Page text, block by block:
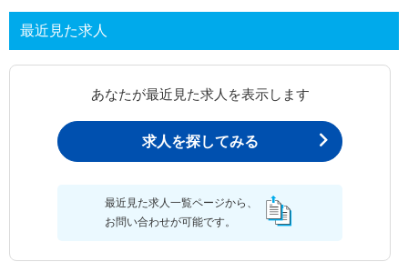
最近見た求人
あなたが最近見た求人を表示します
求人を探してみる
最近見た求人一覧ページから、
お問い合わせが可能です。